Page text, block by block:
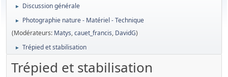
► Discussion générale
►
Photographie nature - Matériel - Technique
(Modérateurs: Matys,cauet_francis, DavidG)
► Trépied et stabilisation
Trépied et stabilisation